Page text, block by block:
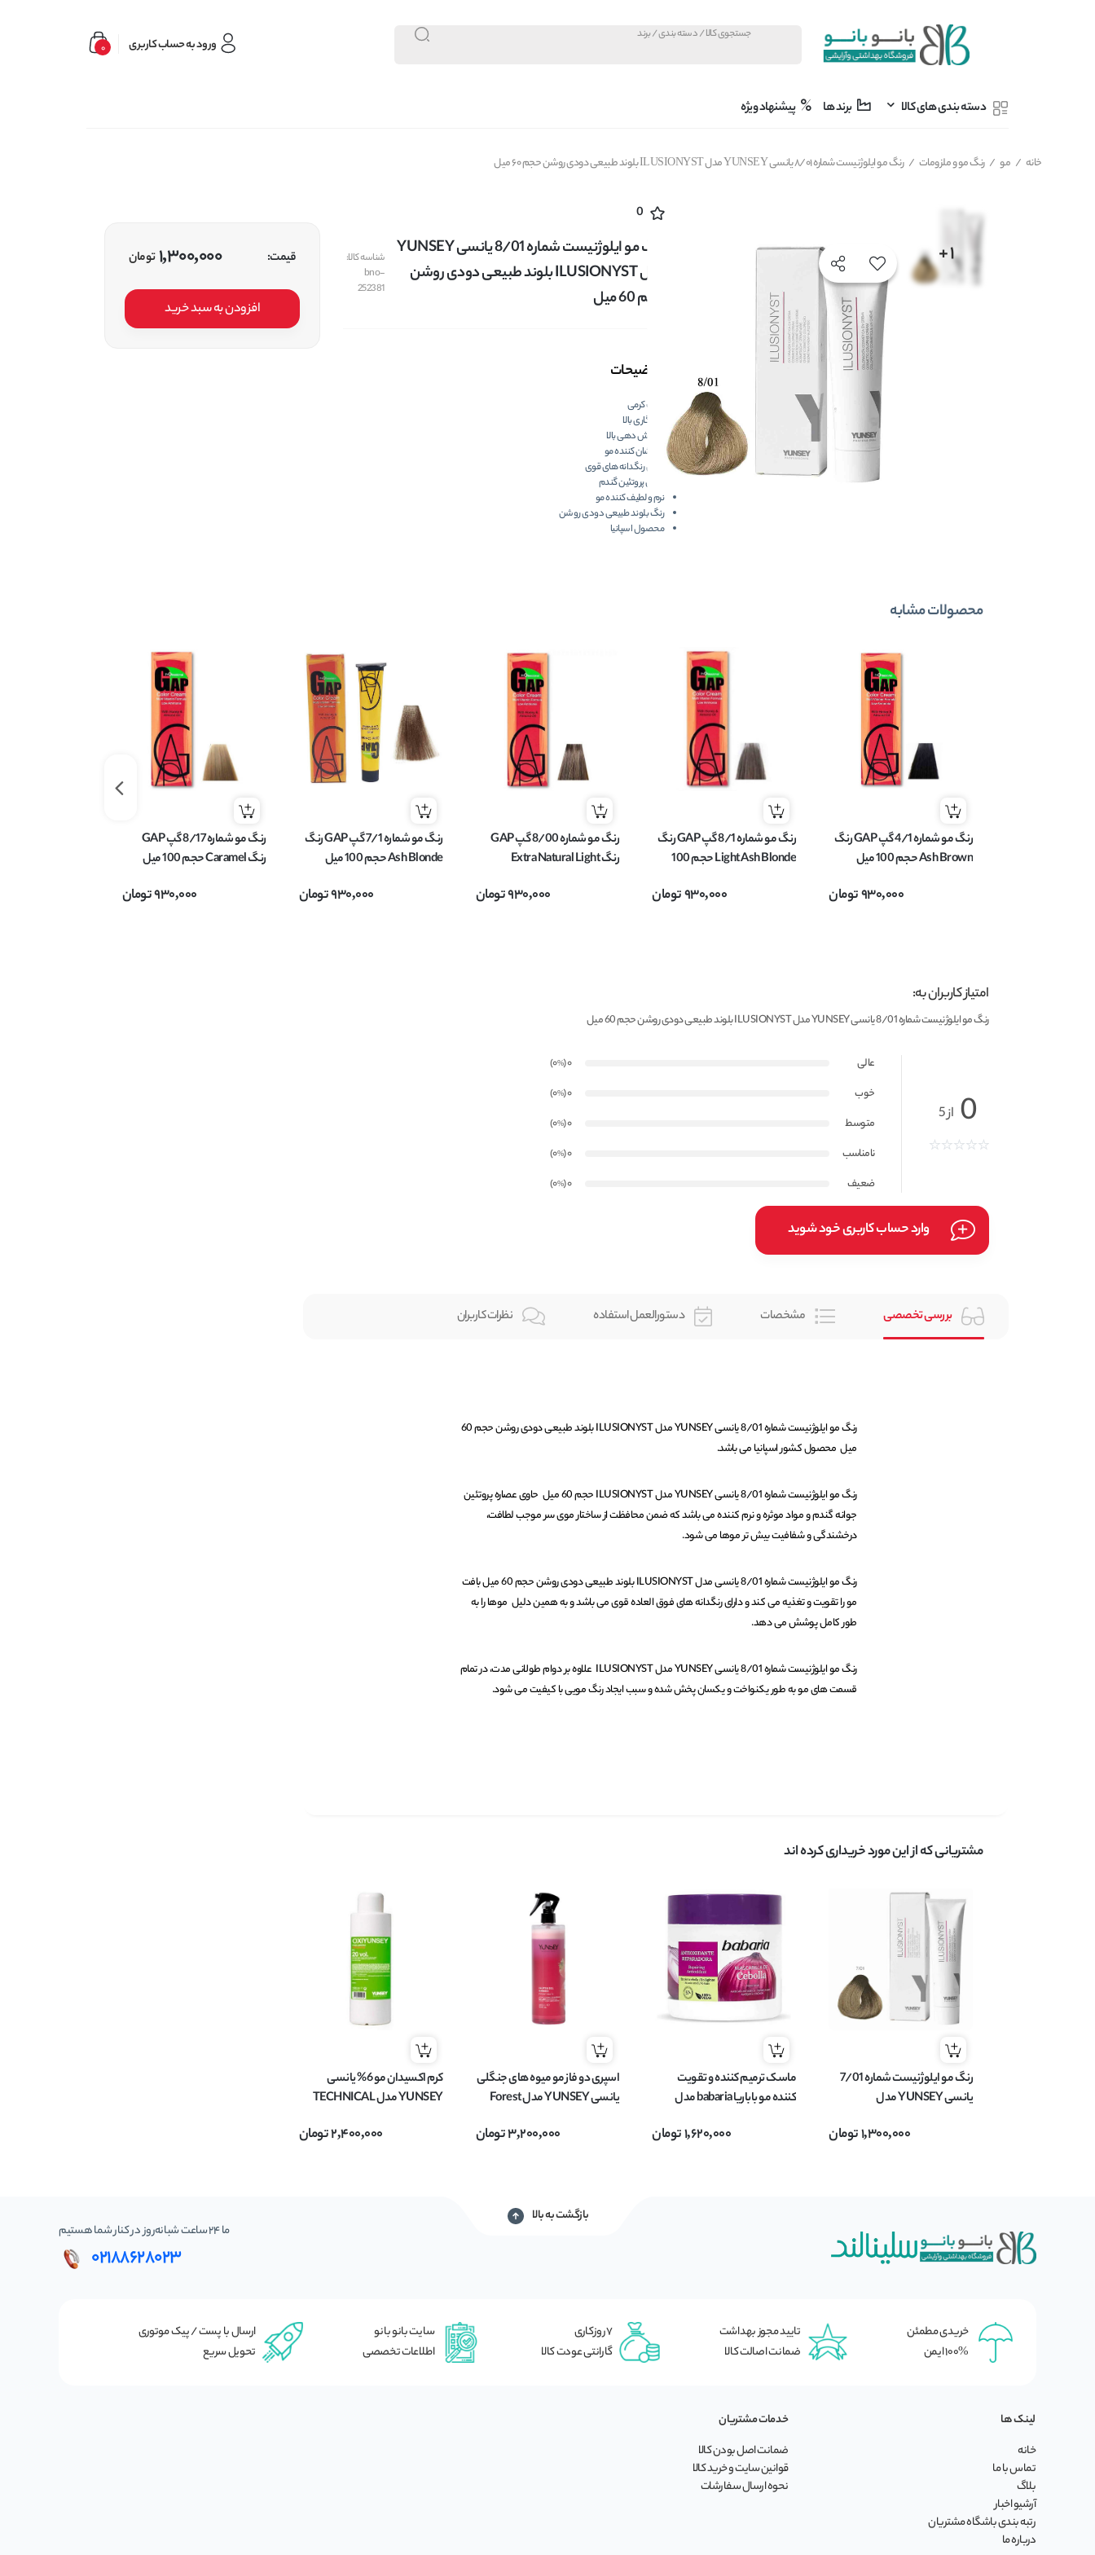
ورود به حساب کاربری 0
دسته بندی های کالا برند ها پیشنهاد ویژه
خانه / مو / رنگ مو و ملزومات / رنگ مو ایلوژنیست شماره 8/01 یانسی YUNSEY مدل ILUSIONYST بلوند طبیعی دودی روشن حجم 60 میل
0
رنگ مو ایلوژنیست شماره 8/01 یانسی YUNSEY
مدل ILUSIONYST بلوند طبیعی دودی روشن
حجم 60 میل
شناسه کالا:
bno-
252381
توضیحات
بافت کرمی
ماندگاری بالا
پوشش دهی بالا
درخشان کننده مو
دارای رنگدانه های قوی
حاوی پروتئین گندم
نرم و لطیف کننده مو
رنگ بلوند طبیعی دودی روشن
محصول اسپانیا
قیمت: 1,300,000 تومان
افزودن به سبد خرید
محصولات مشابه
رنگ مو شماره 4/1 گپ GAP رنگ
Ash Brown حجم 100 میل
930,000تومان
رنگ مو شماره 8/1 گپ GAP رنگ
Light Ash Blonde حجم 100
930,000تومان
رنگ مو شماره 8/00 گپ GAP
رنگ Extra Natural Light
930,000تومان
رنگ مو شماره 7/1 گپ GAP رنگ
Ash Blonde حجم 100 میل
930,000تومان
رنگ مو شماره 8/17 گپ GAP
رنگ Caramel حجم 100 میل
930,000تومان
امتیاز کاربران به:
رنگ مو ایلوژنیست شماره 8/01 یانسی YUNSEY مدل ILUSIONYST بلوند طبیعی دودی روشن حجم 60 میل
0 از 5
عالی 0
(0
%
)
خوب
0
(0
%
)
متوسط
0
(0
%
)
نامناسب
0
(0
%
)
ضعیف
0
(0
%
)
وارد حساب کاربری خود شوید
بررسی تخصصی مشخصات دستورالعمل استفاده نظرات کاربران
رنگ مو ایلوژنیست شماره 8/01 یانسی YUNSEY مدل ILUSIONYST بلوند طبیعی دودی روشن حجم 60
میل محصول کشور اسپانیا می باشد.
رنگ مو ایلوژنیست شماره 8/01 یانسی YUNSEY مدل ILUSIONYST حجم 60 میل حاوی عصاره پروتئین
جوانه گندم و مواد موثره و نرم کننده می باشد که ضمن محافظت از ساختار موی سر موجب لطافت،
درخشندگی و شفافیت بیش تر موها می شود.
رنگ مو ایلوژنیست شماره 8/01 یانسی مدل ILUSIONYST بلوند طبیعی دودی روشن حجم 60 میل بافت
مو را تقویت و تغذیه می کند و دارای رنگدانه های فوق العاده قوی می باشد و به همین دلیل موها را به
طور کامل پوشش می دهد.
رنگ مو ایلوژنیست شماره 8/01 یانسی YUNSEY مدل ILUSIONYST علاوه بر دوام طولانی مدت، در تمام
قسمت های مو به طور یکنواخت و یکسان پخش شده و سبب ایجاد رنگ مویی با کیفیت می شود.
مشتریانی که از این مورد خریداری کرده اند
رنگ مو ایلوژنیست شماره 7/01
یانسی YUNSEY مدل
دودی متوسط حجم 60 میل1,300,000تومان
ماسک ترمیم کننده و تقویت
کننده مو باباریا babaria مدل
شده با عصاره پیاز حجم 400 میل
1,620,000تومان
اسپری دو فاز مو میوه های جنگلی
یانسی YUNSEY مدل Forest
مناسب انواع مو حجم 500 میل
3,200,000تومان
کرم اکسیدان مو 6% یانسی
YUNSEY مدل TECHNICAL
2,400,000تومان
بازگشت به بالا
ما 24 ساعت شبانه‌روز در کنار شما هستیم
02188628023
خریدی مطمئن
100% ایمن
تایید مجوز بهداشت
ضمانت اصالت کالا
7 روزکاری
گارانتی عودت کالا
سایت بانو بانو
اطلاعات تخصصی
ارسال با پست / پیک موتوری
تحویل سریع
لینک ها
خانه
تماس با ما
بلاگ
آرشیو اخبار
رتبه بندی باشگاه مشتریان
درباره ما
خدمات مشتریان
ضمانت اصل بودن کالا
قوانین سایت و خرید کالا
نحوه ارسال سفارشات